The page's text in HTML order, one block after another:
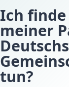
Ich finde
meiner
tun?